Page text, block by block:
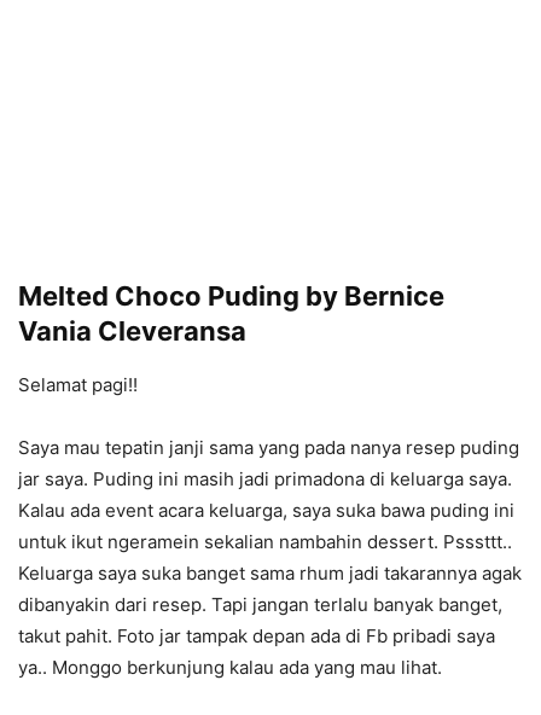
Melted Choco Puding by Bernice
Vania Cleveransa
Selamat pagi!!
Saya mau tepatin janji sama yang pada nanya resep puding
jar saya. Puding ini masih jadi primadona di keluarga saya.
Kalau ada event acara keluarga, saya suka bawa puding ini
untuk ikut ngeramein sekalian nambahin dessert. Psssttt..
Keluarga saya suka banget sama rhum jadi takarannya agak
dibanyakin dari resep. Tapi jangan terlalu banyak banget,
takut pahit. Foto jar tampak depan ada di Fb pribadi saya
ya.. Monggo berkunjung kalau ada yang mau lihat.